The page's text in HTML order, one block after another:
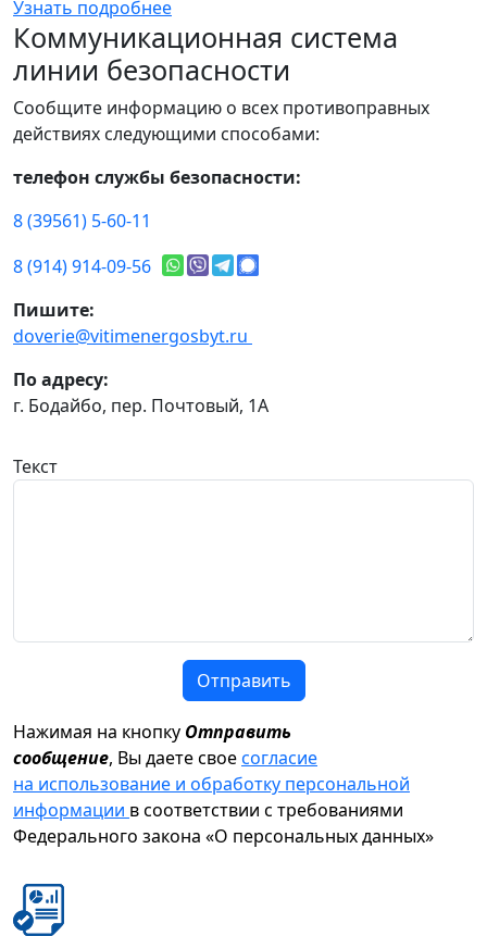
Узнать подробнее
Коммуникационная система
линии безопасности
Сообщите информацию о всех противоправных
действиях следующими способами:
телефон службы безопасности:
8 (39561) 5-60-11
8 (914) 914-09-56
Пишите:
doverie@vitimenergosbyt.ru
По адресу:
г. Бодайбо, пер. Почтовый, 1А
Текст
Отправить
Нажимая на кнопку Отправить
сообщение, Вы даете своесогласие
на использование и обработку персональной
информации в соответствии с требованиями
Федерального закона «О персональных данных»